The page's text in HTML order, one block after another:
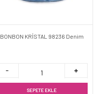
BONBON KRİSTAL 98236 Denim
SEPETE EKLE